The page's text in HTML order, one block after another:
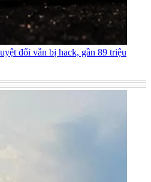
đối vẫn bị hack, gần 89 triệu